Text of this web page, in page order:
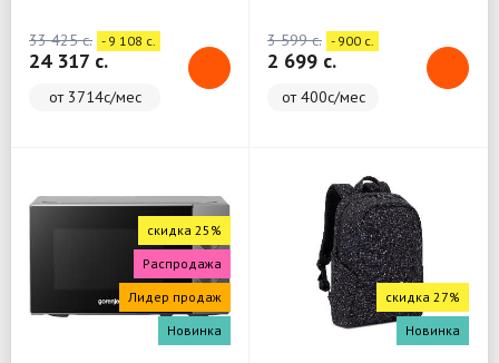
33 425 c. - 9 108 c.
24 317 c.
от 3714с/мес
3 599 c. - 900 c.
2 699 c.
от 400с/мес
скидка 25%
Распродажа
Лидер продаж
Новинка
скидка 27%
Новинка